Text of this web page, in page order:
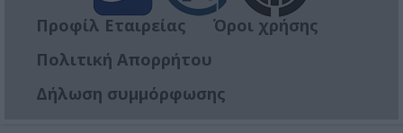
Προφίλ Εταιρείας
Όροι χρήσης
Πολιτική Απορρήτου
Δήλωση συμμόρφωσης